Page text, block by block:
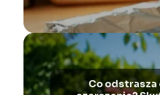
Co odstrasza